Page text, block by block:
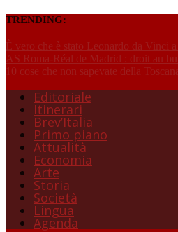
TRENDING:
È vero che è stato Leonardo da Vinci a
AS Roma-Réal de Madrid : droit au
10 cose che non sapevate della
Editoriale
Itinerari
Brev’Italia
Primo piano
Attualità
Economia
Arte
Storia
Società
Lingua
Agenda